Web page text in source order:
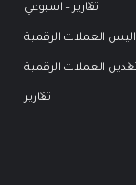
تقارير – اسبوعي
العملات الرقمية
العملات الرقمية
تقارير